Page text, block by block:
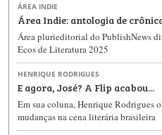
ÁREA INDIE
Área Indie: antologia de
Área plurieditorial do PublishNews
Ecos de Literatura 2025
HENRIQUE RODRIGUES
E agora, José? A Flip acabou...
Em sua coluna, Henrique Rodrigues
mudanças na cena literária brasileira